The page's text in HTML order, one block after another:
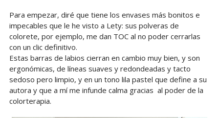
Para empezar, diré que tiene los envases más bonitos e
impecables que le he visto a Lety: sus polveras de
colorete, por ejemplo, me dan TOC al no poder cerrarlas
con un clic definitivo.
Estas barras de labios cierran en cambio muy bien, y son
ergonómicas, de líneas suaves y redondeadas y tacto
sedoso pero limpio, y en un tono lila pastel que define a su
autora y que a mí me infunde calma gracias al poder de la
colorterapia.